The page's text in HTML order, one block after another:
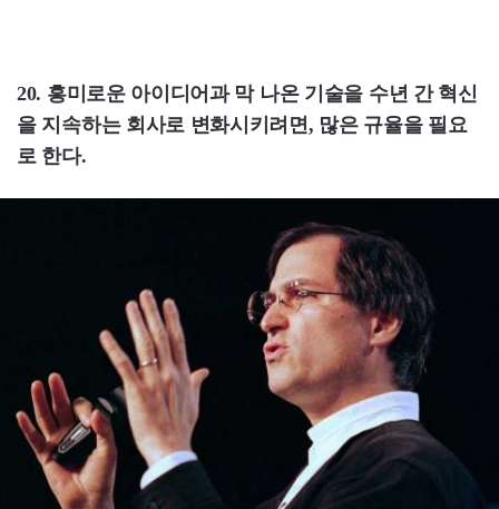
20. 흥미로운 아이디어과 막 나온 기술을 수년 간 혁신
을 지속하는 회사로 변화시키려면, 많은 규율을 필요
로 한다.